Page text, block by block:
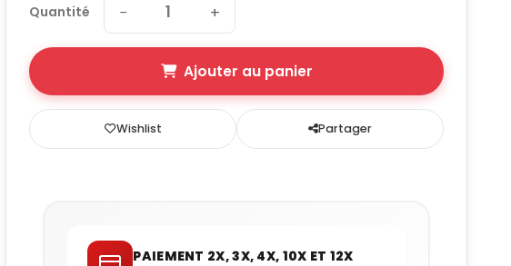
Quantité − +
Ajouter au panier
Wishlist Partager
PAIEMENT 2X, 3X, 4X, 10X ET 12X